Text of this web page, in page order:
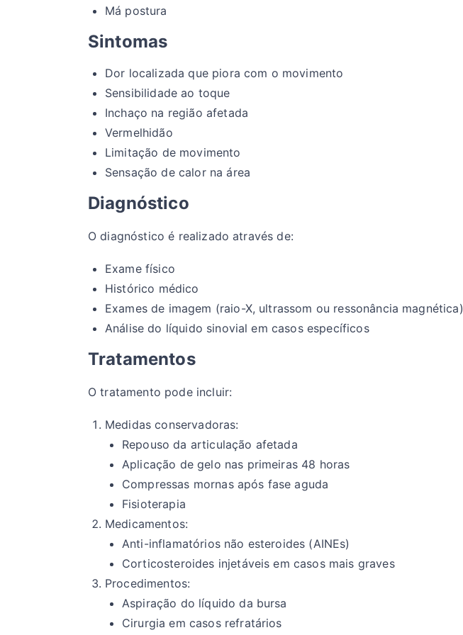
Má postura
Sintomas
Dor localizada que piora com o movimento
Sensibilidade ao toque
Inchaço na região afetada
Vermelhidão
Limitação de movimento
Sensação de calor na área
Diagnóstico
O diagnóstico é realizado através de:
Exame físico
Histórico médico
Exames de imagem (raio-X, ultrassom ou ressonância magnética)
Análise do líquido sinovial em casos específicos
Tratamentos
O tratamento pode incluir:
Medidas conservadoras:
Repouso da articulação afetada
Aplicação de gelo nas primeiras 48 horas
Compressas mornas após fase aguda
Fisioterapia
Medicamentos:
Anti-inflamatórios não esteroides (AINEs)
Corticosteroides injetáveis em casos mais graves
Procedimentos:
Aspiração do líquido da bursa
Cirurgia em casos refratários